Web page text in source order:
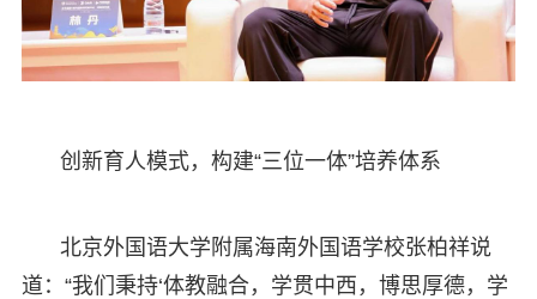
创新育人模式，构建“三位一体”培养体系
北京外国语大学附属海南外国语学校张柏祥说
道：“我们秉持‘体教融合，学贯中西，博思厚德，学